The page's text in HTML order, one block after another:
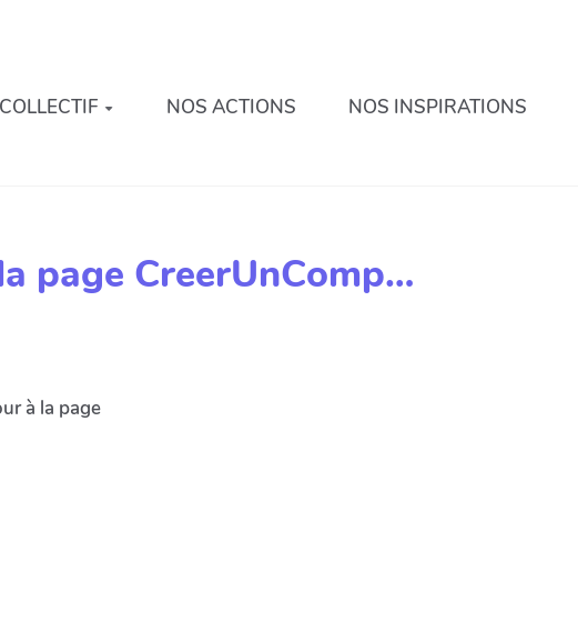
NOS ACTIONS NOS INSPIRATIONS
page CreerUnComp…
à la page